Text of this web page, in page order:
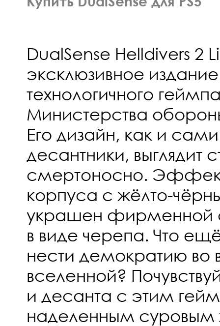
DualSense Helldivers 2
эксклюзивное
технологичного
Министерства
Его дизайн, как и
десантники, выглядит
смертоносно.
корпуса с жёлто-
украшен фирменной
в виде черепа. Что
нести демократию во
вселенной?
и десанта с этим
наделенным суровым